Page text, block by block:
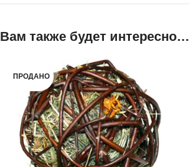
Вам также будет интересно…
ПРОДАНО